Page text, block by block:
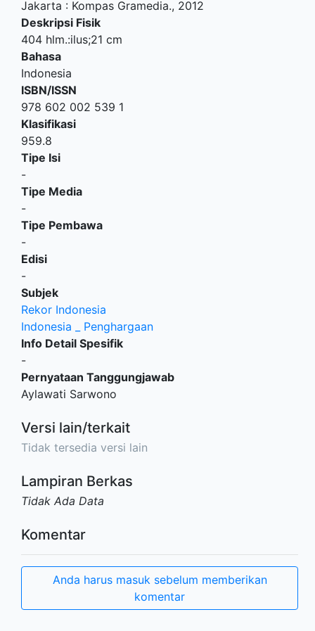
Jakarta : Kompas Gramedia., 2012
Deskripsi Fisik
404 hlm.:ilus;21 cm
Bahasa
Indonesia
ISBN/ISSN
978 602 002 539 1
Klasifikasi
959.8
Tipe Isi
-
Tipe Media
-
Tipe Pembawa
-
Edisi
-
Subjek
Rekor Indonesia
Indonesia _ Penghargaan
Info Detail Spesifik
-
Pernyataan Tanggungjawab
Aylawati Sarwono
Versi lain/terkait
Tidak tersedia versi lain
Lampiran Berkas
Tidak Ada Data
Komentar
Anda harus masuk sebelum memberikan
komentar